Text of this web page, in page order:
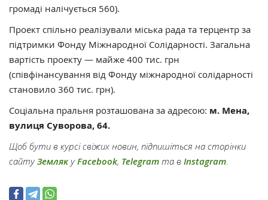
громаді налічується 560).
Проект спільно реалізували міська рада та терцентр за
підтримки Фонду Міжнародної Солідарності. Загальна
вартість проекту — майже 400 тис. грн
(співфінансування від Фонду міжнародної солідарності
становило 360 тис. грн).
Соціальна пральня розташована за адресою: м. Мена,
вулиця Суворова, 64.
Щоб бути в курсі свіжих новин, підпишіться на сторінки
сайтуЗемлякуFacebook, Telegram та в Instagram